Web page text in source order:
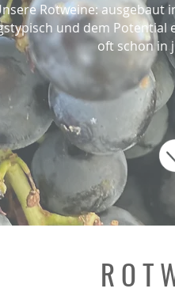
Rotweine: ausgebaut
und dem
oft schon in
R O T